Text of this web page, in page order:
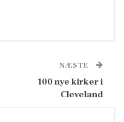
NÆSTE
100 nye kirker i
Cleveland